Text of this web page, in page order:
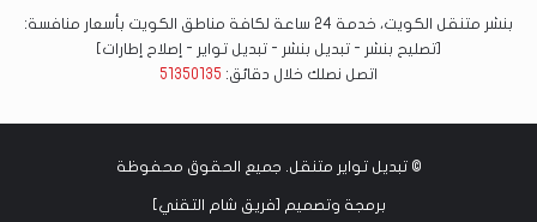
بنشر متنقل الكويت، خدمة 24 ساعة لكافة مناطق الكويت بأسعار منافسة:
[تصليح بنشر - تبديل بنشر - تبديل تواير - إصلاح إطارات]
اتصل نصلك خلال دقائق: 51350135
©تبديل تواير متنقل . جميع الحقوق محفوظة
برمجة وتصميم [فريق شام التقني]